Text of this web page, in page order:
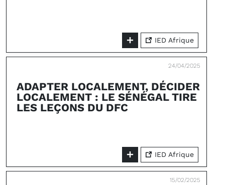
IED Afrique
24/04/2025
ADAPTER LOCALEMENT, DÉCIDER
LOCALEMENT : LE SÉNÉGAL TIRE
LES LEÇONS DU DFC
IED Afrique
15/02/2025